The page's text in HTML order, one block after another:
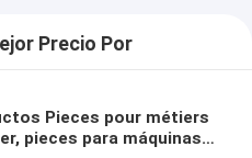
Precio Por
Pieces pour métiers
pieces para máquinas